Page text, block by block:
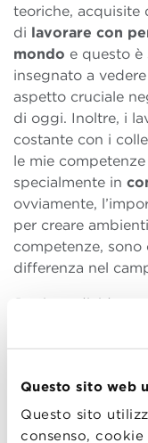
Questo sito web
Questo sito
consenso,
teoriche, acquisite
di lavorare con
mondo e questo è
insegnato a
aspetto cruciale
di oggi. Inoltre, i
costante con i
le mie
specialmente in
ovviamente,
per creare
competenze,
differenza nel
Puoi condividere
hai intrapreso
formato in modo
umane e
Un progetto in